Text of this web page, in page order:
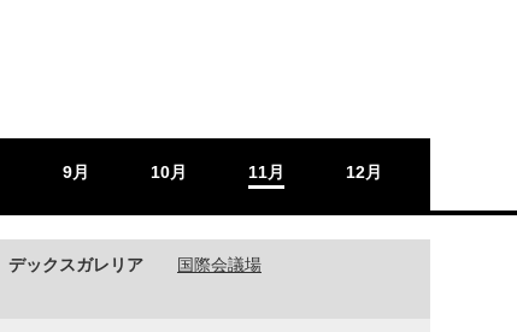
9月 10月 11月 12月
デックスガレリア
国際会議場